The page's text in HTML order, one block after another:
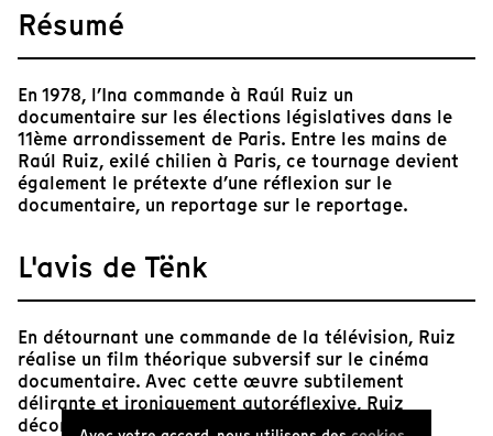
Résumé
En 1978, l’Ina commande à Raúl Ruiz un
documentaire sur les élections législatives dans le
11ème arrondissement de Paris. Entre les mains de
Raúl Ruiz, exilé chilien à Paris, ce tournage devient
également le prétexte d’une réflexion sur le
documentaire, un reportage sur le reportage.
L'avis de Tënk
En détournant une commande de la télévision, Ruiz
réalise un film théorique subversif sur le cinéma
documentaire. Avec cette œuvre subtilement
délirante et ironiquement autoréflexive, Ruiz
déconstruit au fur et à mesure les piliers du